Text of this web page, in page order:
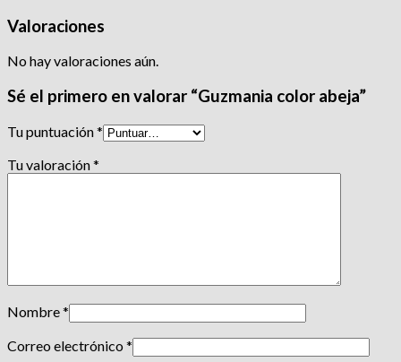
Valoraciones
No hay valoraciones aún.
Sé el primero en valorar “Guzmania color abeja”
Tu puntuación*
Tu valoración*
Nombre*
Correo electrónico *